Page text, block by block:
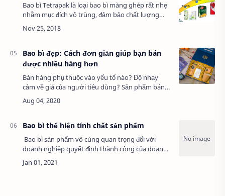
Bao bì Tetrapak là loại bao bì màng ghép rất nhẹ
nhằm mục đích vô trùng, đảm bảo chất lượng
tuơi, nguyên cho sản phẩm giàu dinh dưỡng và
vitamin từ nguồn nguyên liệu. Bao bì nhẹ, …
Bao bì đẹp: Cách đơn giản giúp bạn bán
được nhiều hàng hơn
Bán hàng phụ thuộc vào yếu tố nào? Độ nhạy
cảm về giá của người tiêu dùng? Sản phẩm bán
ra? Giá nguyên liệu thô? Phạm vi thị trường?...
Có rất nhiều điều để suy ngẫm. Tuy nhiên bao…
Bao bì thể hiện tính chất sản phẩm
Bao bì sản phẩm vô cùng quan trọng đối với
doanh nghiệp quyết định thành công của doanh
nghiệp. Để đánh giá sản phẩm các người ta quan
tâm chính là bao bì, từ màu sắc đến thi…